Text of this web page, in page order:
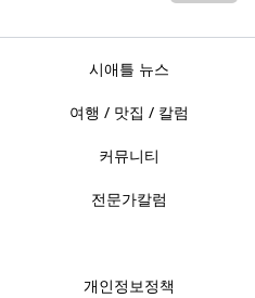
시애틀 뉴스
여행 / 맛집 / 칼럼
커뮤니티
전문가칼럼
개인정보정책